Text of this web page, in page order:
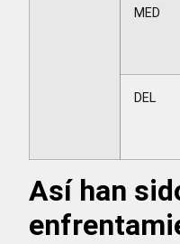
MED
DEL
Así han